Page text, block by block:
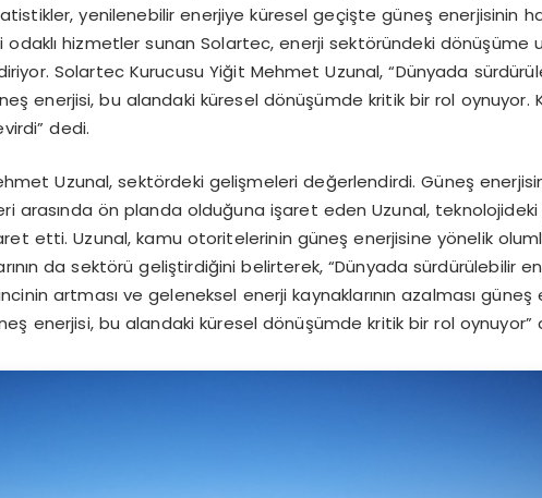
yenilenebilir enerjiye küresel geçişte güneş enerjisinin
odaklı hizmetler sunan Solartec, enerji sektöründeki dönüşüme
Solartec Kurucusu Yiğit Mehmet Uzunal, “Dünyada
enerjisi, bu alandaki küresel dönüşümde kritik bir rol oynuyor.
dedi.
Uzunal, sektördeki gelişmeleri değerlendirdi. Güneş
arasında ön planda olduğuna işaret eden Uzunal,
etti. Uzunal, kamu otoritelerinin güneş enerjisine yönelik
da sektörü geliştirdiğini belirterek, “Dünyada sürdürülebilir
artması ve geleneksel enerji kaynaklarının azalması güneş
enerjisi, bu alandaki küresel dönüşümde kritik bir rol oynuyor”